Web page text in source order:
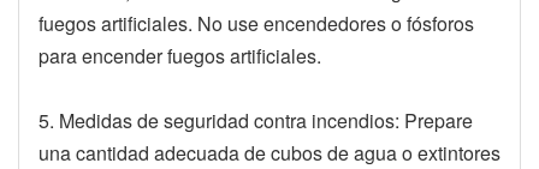
fuegos artificiales. No use encendedores o fósforos
para encender fuegos artificiales.
5. Medidas de seguridad contra incendios: Prepare
una cantidad adecuada de cubos de agua o extintores